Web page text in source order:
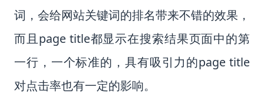
词，会给网站关键词的排名带来不错的效果，
而且page title都显示在搜索结果页面中的第
一行，一个标准的，具有吸引力的page title
对点击率也有一定的影响。